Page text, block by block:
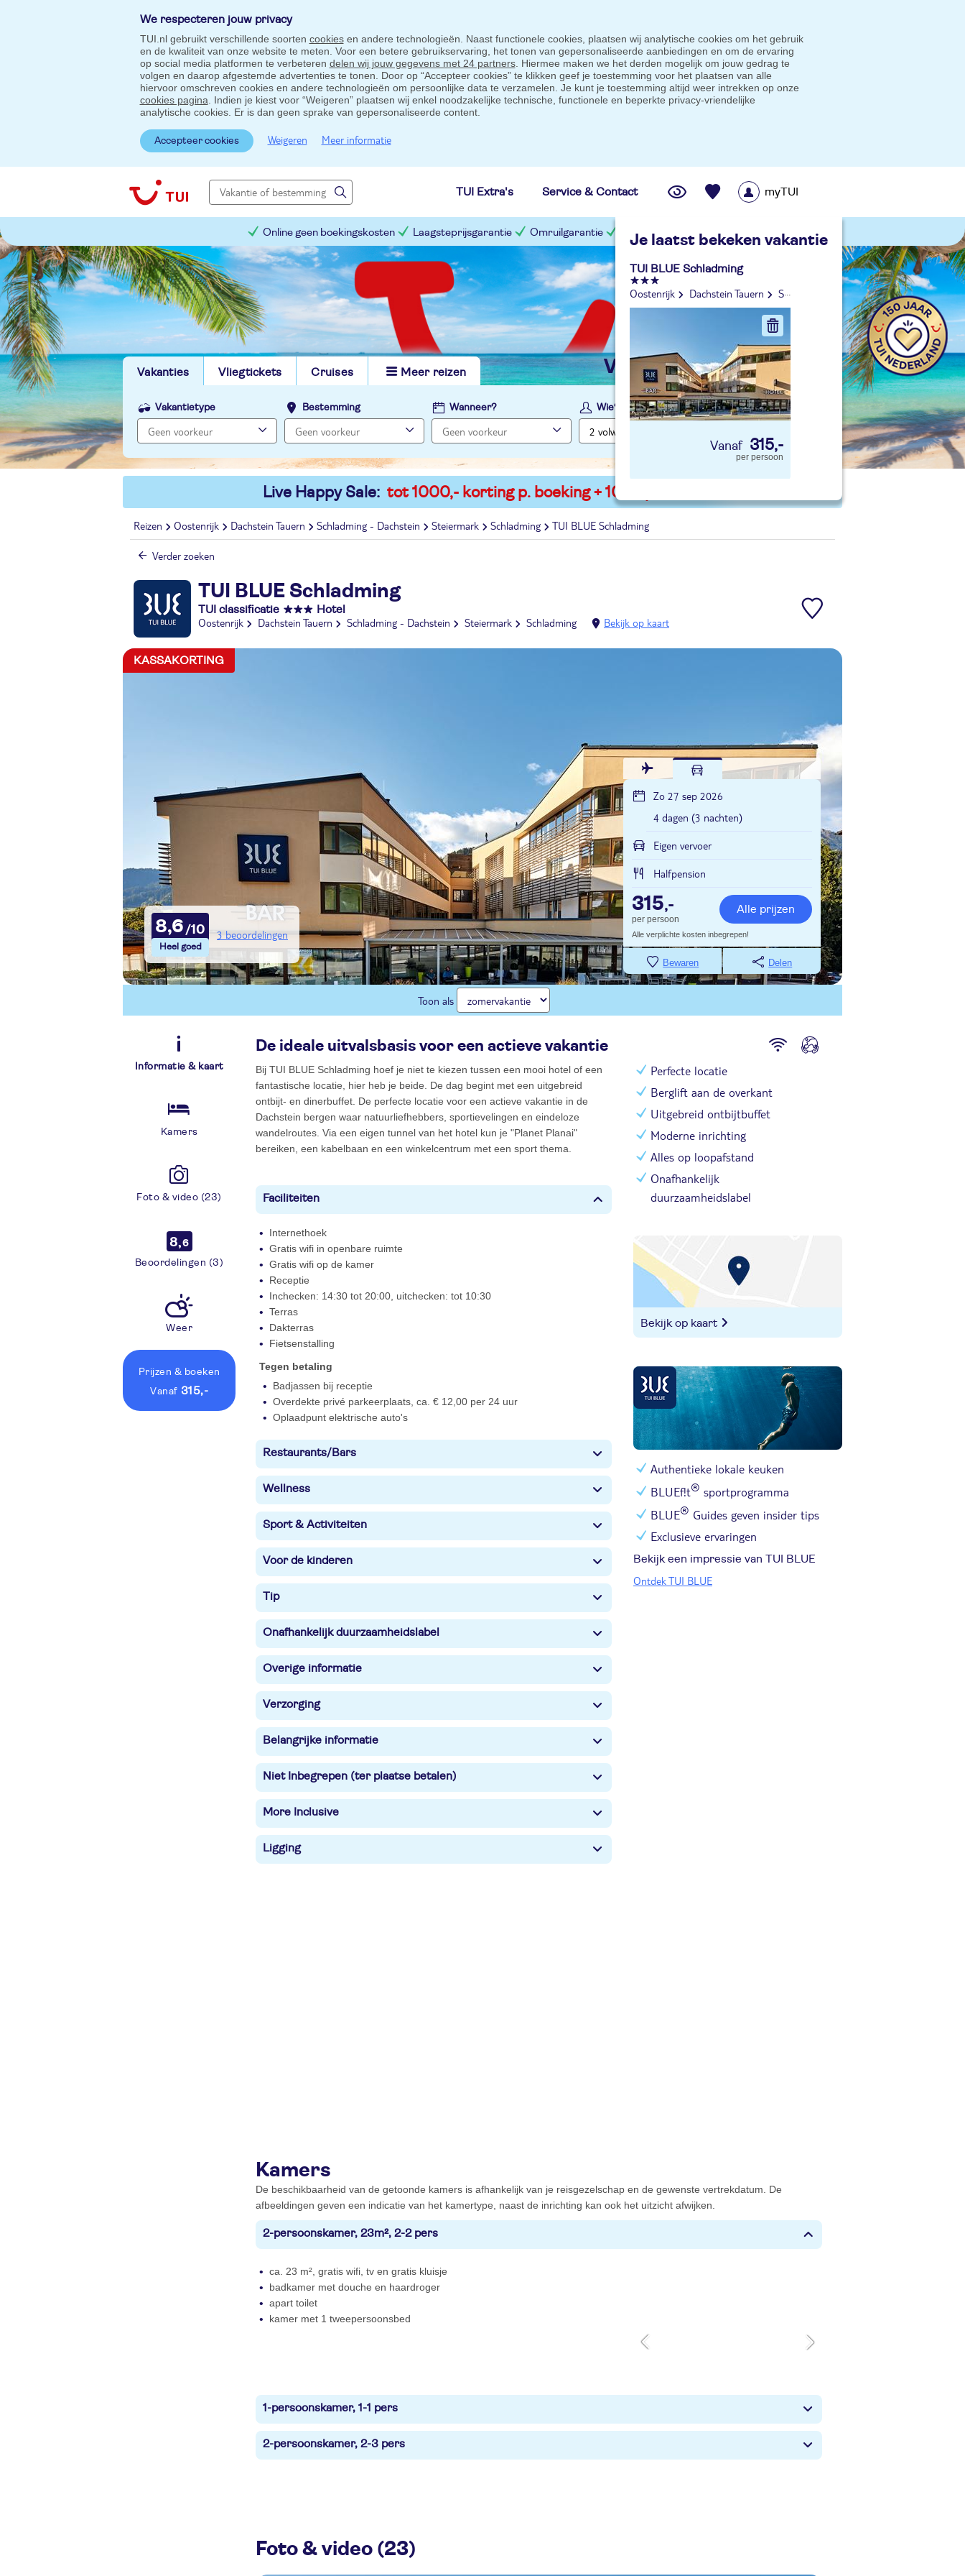
We respecteren jouw privacy
TUI.nl gebruikt verschillende soorten cookiesen andere technologieën. Naast functionele cookies, plaatsen wij analytische cookies om het gebruik
en de kwaliteit van onze website te meten. Voor een betere gebruikservaring, het tonen van gepersonaliseerde aanbiedingen en om de ervaring
op social media platformen te verbeteren delen wij jouw gegevens met 24 partners. Hiermee maken we het derden mogelijk om jouw gedrag te
volgen en daarop afgestemde advertenties te tonen. Door op “Accepteer cookies” te klikken geef je toestemming voor het plaatsen van alle
hiervoor omschreven cookies en andere technologieën om persoonlijke data te verzamelen. Je kunt je toestemming altijd weer intrekken op onze
cookies pagina . Indien je kiest voor “Weigeren” plaatsen wij enkel noodzakelijke technische, functionele en beperkte privacy-vriendelijke
analytische cookies. Er is dan geen sprake van gepersonaliseerde content.
Accepteer cookies Weigeren Meer informatie
TUI Extra's Service & Contact
Je laatst bekeken vakantie
TUI BLUE Schladming
Oostenrijk Dachstein Tauern Schladming - Dachstein Steiermark
315,-
per persoon
myTUI
Online geen boekingskosten Laagsteprijsgarantie Omruilgarantie Slimme prijsgarantie
Vakanties Vliegtickets Cruises Meer reizen vind jouw ideale vakantie
Vakantietype Bestemming Wanneer? Wie?
Live Happy Sale: tot 1000,- korting p. boeking + 100,- p. kind
Reizen Oostenrijk Dachstein Tauern Schladming - Dachstein Steiermark Schladming TUI BLUE Schladming
Verder zoeken
TUI BLUE Schladming
TUI classificatie Hotel
Oostenrijk Dachstein Tauern Schladming - Dachstein Steiermark Schladming Bekijk op kaart
8,6 3 beoordelingen
KASSAKORTING
Zo 27 sep 2026
4 dagen (3 nachten)
Eigen vervoer
Halfpension
315,-
per persoon
Alle prijzen
Alle verplichte kosten inbegrepen!
Bewaren Delen
Toon als
Informatie & kaart
Kamers
Foto & video (23)
8,6
Beoordelingen (3)
Weer
Prijzen & boeken
vanaf 315,-
De ideale uitvalsbasis voor een actieve vakantie
Bij TUI BLUE Schladming hoef je niet te kiezen tussen een mooi hotel of een
fantastische locatie, hier heb je beide. De dag begint met een uitgebreid
ontbijt- en dinerbuffet. De perfecte locatie voor een actieve vakantie in de
Dachstein bergen waar natuurliefhebbers, sportievelingen en eindeloze
wandelroutes. Via een eigen tunnel van het hotel kun je "Planet Planai"
bereiken, een kabelbaan en een winkelcentrum met een sport thema.
Faciliteiten
Internethoek
Gratis wifi in openbare ruimte
Gratis wifi op de kamer
Receptie
Inchecken: 14:30 tot 20:00, uitchecken: tot 10:30
Terras
Dakterras
Fietsenstalling
Tegen betaling
Badjassen bij receptie
Overdekte privé parkeerplaats, ca. € 12,00 per 24 uur
Oplaadpunt elektrische auto's
Restaurants/Bars
Wellness
Sport & Activiteiten
Voor de kinderen
Tip
Onafhankelijk duurzaamheidslabel
Overige informatie
Verzorging
Belangrijke informatie
Niet Inbegrepen (ter plaatse betalen)
More Inclusive
Ligging
Perfecte locatie
Berglift aan de overkant
Uitgebreid ontbijtbuffet
Moderne inrichting
Alles op loopafstand
Onafhankelijk
duurzaamheidslabel
Bekijk op kaart
Authentieke lokale keuken
BLUEf!t® sportprogramma
BLUE® Guides geven insider tips
Exclusieve ervaringen
Bekijk een impressie van TUI BLUE
Ontdek TUI BLUE
Kamers
De beschikbaarheid van de getoonde kamers is afhankelijk van je reisgezelschap en de gewenste vertrekdatum. De
afbeeldingen geven een indicatie van het kamertype, naast de inrichting kan ook het uitzicht afwijken.
2-persoonskamer, 23m², 2-2 pers
ca. 23 m², gratis wifi, tv en gratis kluisje
badkamer met douche en haardroger
apart toilet
kamer met 1 tweepersoonsbed
1-persoonskamer, 1-1 pers
2-persoonskamer, 2-3 pers
Foto & video (23)